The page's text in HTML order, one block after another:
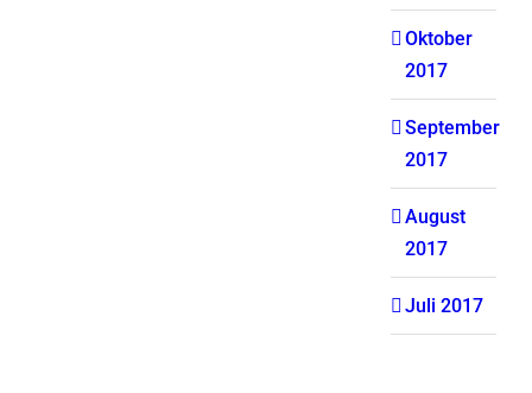
Oktober
2017
September
2017
August
2017
Juli 2017